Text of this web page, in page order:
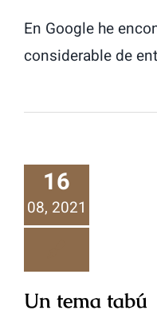
En Google he
considerable de
16
08, 2021
Un tema tabú